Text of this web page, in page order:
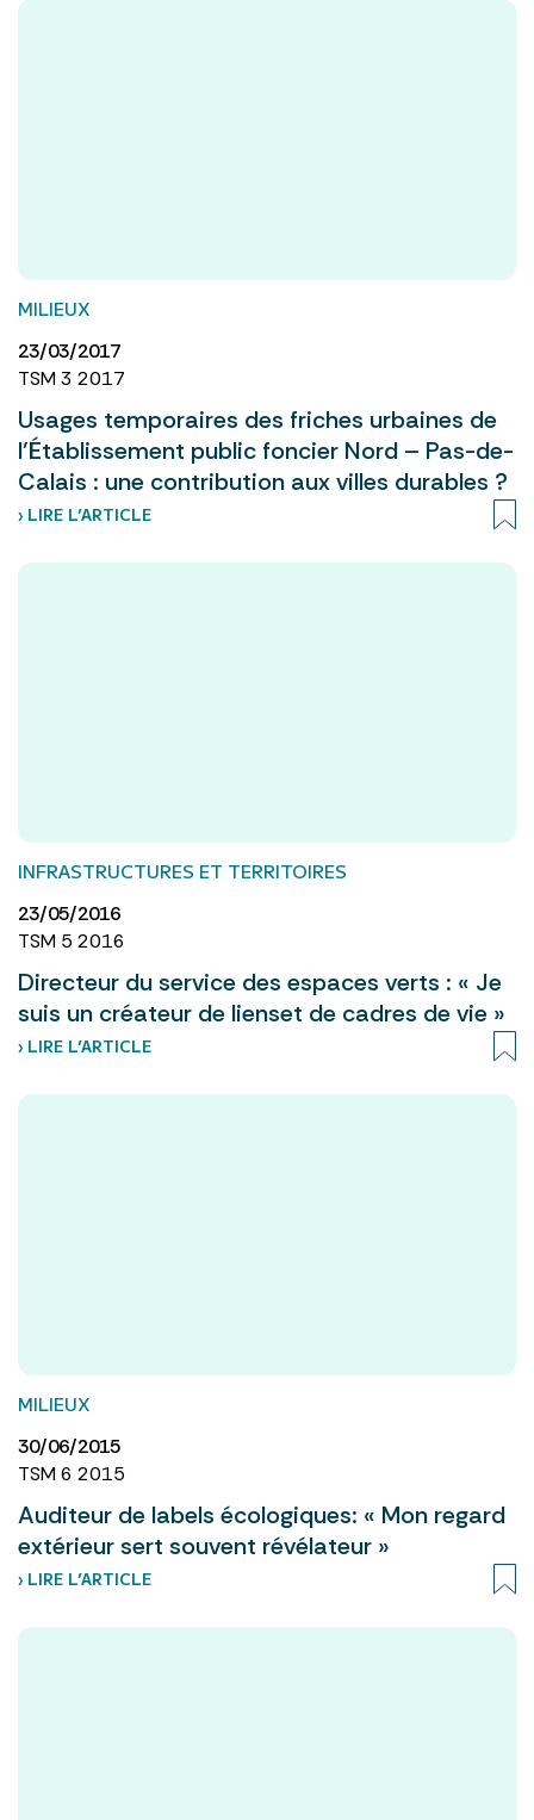
MILIEUX
23/03/2017
TSM 3 2017
Usages temporaires des friches urbaines de
l’Établissement public foncier Nord – Pas-de-
Calais : une contribution aux villes durables ?
› LIRE L’ARTICLE
INFRASTRUCTURES ET TERRITOIRES
23/05/2016
TSM 5 2016
Directeur du service des espaces verts : « Je
suis un créateur de lienset de cadres de vie »
› LIRE L’ARTICLE
MILIEUX
30/06/2015
TSM 6 2015
Auditeur de labels écologiques: « Mon regard
extérieur sert souvent révélateur »
› LIRE L’ARTICLE